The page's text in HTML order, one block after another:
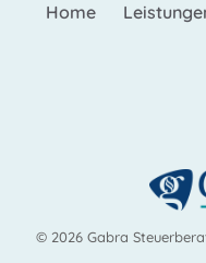
Home
© 2026 Gabra